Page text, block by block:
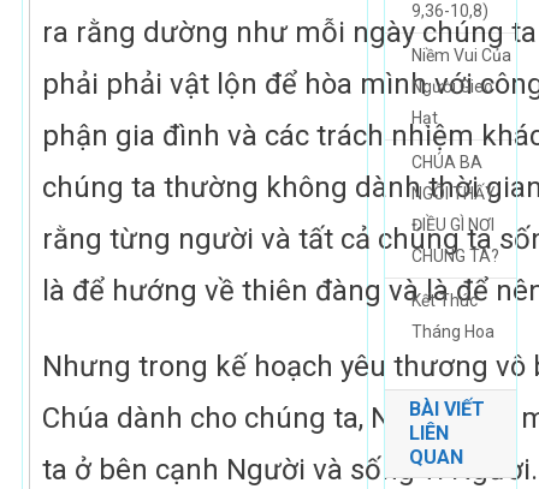
ra rằng dường như mỗi ngày chúng
phải phải vật lộn để hòa mình với
phận gia đình và các trách nhiệm
chúng ta thường không dành thời
rằng từng người và tất cả chúng ta
là để hướng về thiên đàng và là để
Nhưng trong kế hoạch yêu thương vô
Chúa dành cho chúng ta, Người luôn
ta ở bên cạnh Người và sống vì Người.
9,36-10,8)
Niềm Vui Của
Người Gieo
Hạt
CHÚA BA
NGÔI THẤY
ĐIỀU GÌ NƠI
CHÚNG TA?
Kết Thúc
Tháng Hoa
BÀI VIẾT
LIÊN
QUAN